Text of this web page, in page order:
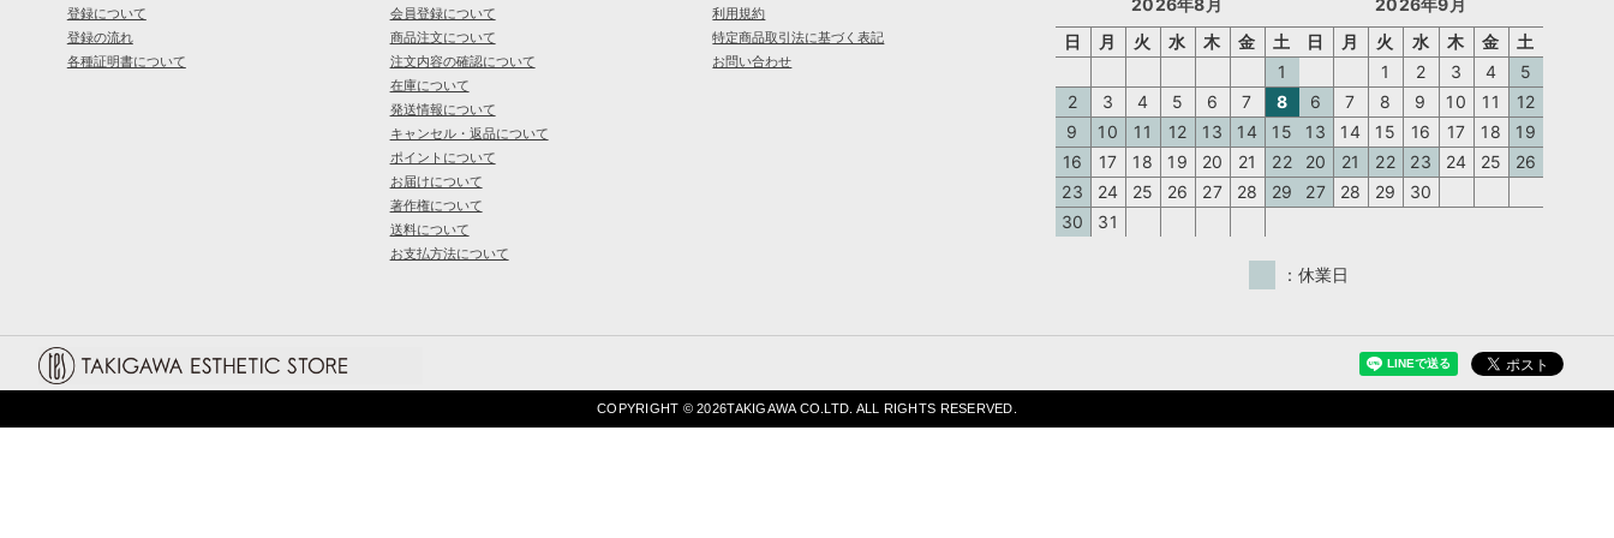
登録について
登録の流れ
各種証明書について
会員登録について
商品注文について
注文内容の確認について
在庫について
発送情報について
キャンセル・返品について
ポイントについて
お届けについて
著作権について
送料について
お支払方法について
利用規約
特定商品取引法に基づく表記
お問い合わせ
日 月 火 水 木 金 土
1
2
3 4 5 6 7
8
9
10 11 12 13 14
15
16
17 18 19 20 21
22
23
24 25 26 27 28
29
30
31
日 月 火 水 木 金 土
1 2 3 4
5
6
7 8 9 10 11
12
13
14 15 16 17 18
19
20
21 22 23 24 25
26
27
28 29 30
：休業日
COPYRIGHT ©2026TAKIGAWA CO.LTD. ALL RIGHTS RESERVED.